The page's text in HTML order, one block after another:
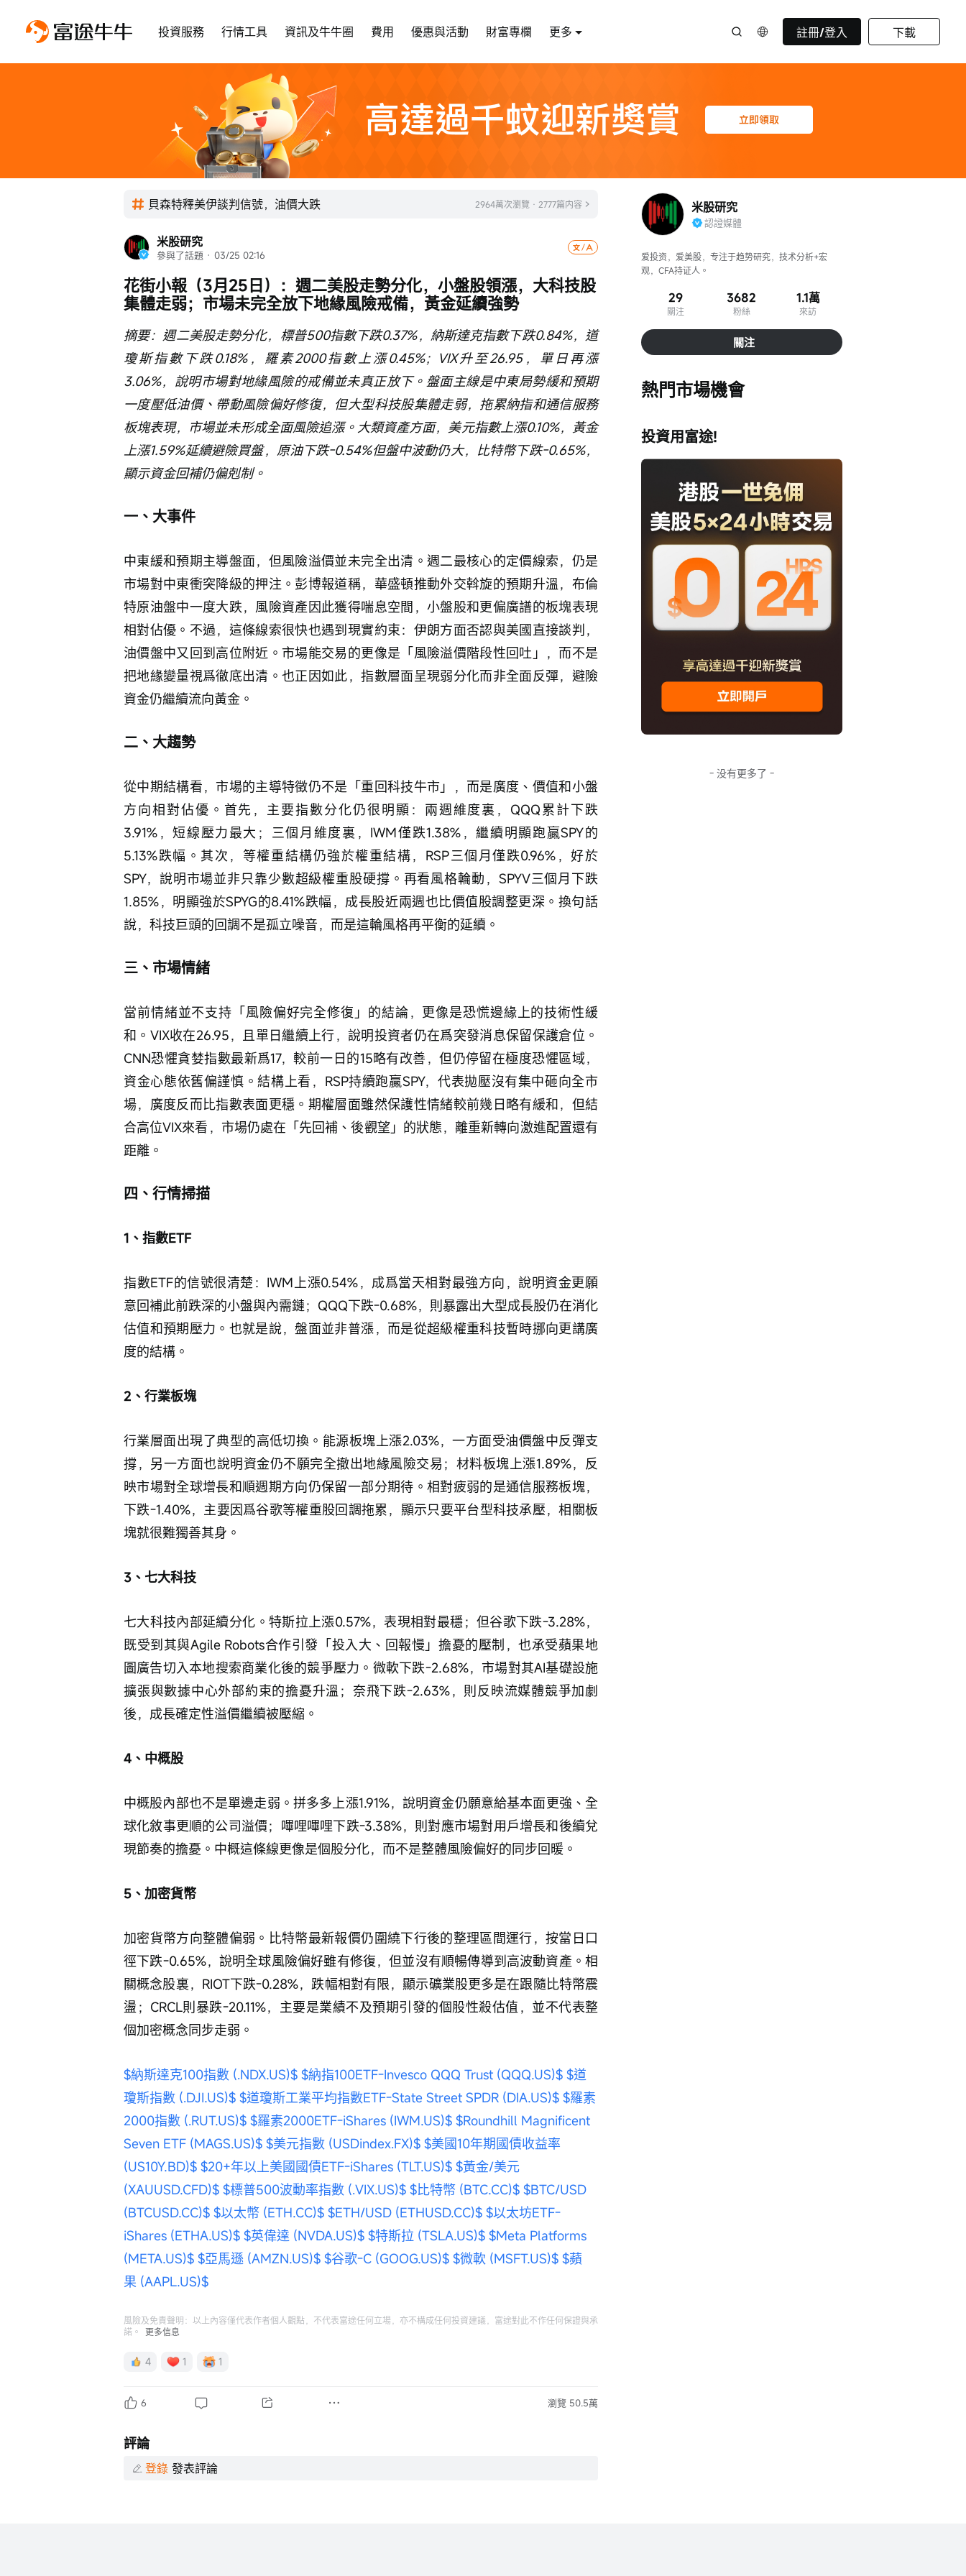
投資服務 行情工具 資訊及牛牛圈 費用 優惠與活動 財富專欄 更多 註冊/登入 下載
貝森特釋美伊談判信號，油價大跌 2964萬次瀏覽 · 2777篇内容
米股研究
參與了話題 · 03/25 02:16
花街小報（3月25日）：週二美股走勢分化，小盤股領漲，大科技股
集體走弱；市場未完全放下地緣風險戒備，黃金延續強勢
摘要：週二美股走勢分化，標普500指數下跌0.37%，納斯達克指數下跌0.84%，道
瓊斯指數下跌0.18%，羅素2000指數上漲0.45%；VIX升至26.95，單日再漲
3.06%，說明市場對地緣風險的戒備並未真正放下。盤面主線是中東局勢緩和預期
一度壓低油價、帶動風險偏好修復，但大型科技股集體走弱，拖累納指和通信服務
板塊表現，市場並未形成全面風險追漲。大類資產方面，美元指數上漲0.10%，黃金
上漲1.59%延續避險買盤，原油下跌-0.54%但盤中波動仍大，比特幣下跌-0.65%，
顯示資金回補仍偏剋制。
一、大事件
中東緩和預期主導盤面，但風險溢價並未完全出清。週二最核心的定價線索，仍是
市場對中東衝突降級的押注。彭博報道稱，華盛頓推動外交斡旋的預期升溫，布倫
特原油盤中一度大跌，風險資產因此獲得喘息空間，小盤股和更偏廣譜的板塊表現
相對佔優。不過，這條線索很快也遇到現實約束：伊朗方面否認與美國直接談判，
油價盤中又回到高位附近。市場能交易的更像是「風險溢價階段性回吐」，而不是
把地緣變量視爲徹底出清。也正因如此，指數層面呈現弱分化而非全面反彈，避險
資金仍繼續流向黃金。
二、大趨勢
從中期結構看，市場的主導特徵仍不是「重回科技牛市」，而是廣度、價值和小盤
方向相對佔優。首先，主要指數分化仍很明顯：兩週維度裏，QQQ累計下跌
3.91%，短線壓力最大；三個月維度裏，IWM僅跌1.38%，繼續明顯跑贏SPY的
5.13%跌幅。其次，等權重結構仍強於權重結構，RSP三個月僅跌0.96%，好於
SPY，說明市場並非只靠少數超級權重股硬撐。再看風格輪動，SPYV三個月下跌
1.85%，明顯強於SPYG的8.41%跌幅，成長股近兩週也比價值股調整更深。換句話
說，科技巨頭的回調不是孤立噪音，而是這輪風格再平衡的延續。
三、市場情緒
當前情緒並不支持「風險偏好完全修復」的結論，更像是恐慌邊緣上的技術性緩
和。VIX收在26.95，且單日繼續上行，說明投資者仍在爲突發消息保留保護倉位。
CNN恐懼貪婪指數最新爲17，較前一日的15略有改善，但仍停留在極度恐懼區域，
資金心態依舊偏謹慎。結構上看，RSP持續跑贏SPY，代表拋壓沒有集中砸向全市
場，廣度反而比指數表面更穩。期權層面雖然保護性情緒較前幾日略有緩和，但結
合高位VIX來看，市場仍處在「先回補、後觀望」的狀態，離重新轉向激進配置還有
距離。
四、行情掃描
1、指數ETF
指數ETF的信號很清楚：IWM上漲0.54%，成爲當天相對最強方向，說明資金更願
意回補此前跌深的小盤與內需鏈；QQQ下跌-0.68%，則暴露出大型成長股仍在消化
估值和預期壓力。也就是說，盤面並非普漲，而是從超級權重科技暫時挪向更講廣
度的結構。
2、行業板塊
行業層面出現了典型的高低切換。能源板塊上漲2.03%，一方面受油價盤中反彈支
撐，另一方面也說明資金仍不願完全撤出地緣風險交易；材料板塊上漲1.89%，反
映市場對全球增長和順週期方向仍保留一部分期待。相對疲弱的是通信服務板塊，
下跌-1.40%，主要因爲谷歌等權重股回調拖累，顯示只要平台型科技承壓，相關板
塊就很難獨善其身。
3、七大科技
七大科技內部延續分化。特斯拉上漲0.57%，表現相對最穩；但谷歌下跌-3.28%，
既受到其與Agile Robots合作引發「投入大、回報慢」擔憂的壓制，也承受蘋果地
圖廣告切入本地搜索商業化後的競爭壓力。微軟下跌-2.68%，市場對其AI基礎設施
擴張與數據中心外部約束的擔憂升溫；奈飛下跌-2.63%，則反映流媒體競爭加劇
後，成長確定性溢價繼續被壓縮。
4、中概股
中概股內部也不是單邊走弱。拼多多上漲1.91%，說明資金仍願意給基本面更強、全
球化敘事更順的公司溢價；嗶哩嗶哩下跌-3.38%，則對應市場對用戶增長和後續兌
現節奏的擔憂。中概這條線更像是個股分化，而不是整體風險偏好的同步回暖。
5、加密貨幣
加密貨幣方向整體偏弱。比特幣最新報價仍圍繞下行後的整理區間運行，按當日口
徑下跌-0.65%，說明全球風險偏好雖有修復，但並沒有順暢傳導到高波動資產。相
關概念股裏，RIOT下跌-0.28%，跌幅相對有限，顯示礦業股更多是在跟隨比特幣震
盪；CRCL則暴跌-20.11%，主要是業績不及預期引發的個股性殺估值，並不代表整
個加密概念同步走弱。
$納斯達克100指數 (.NDX.US)$ $納指100ETF-Invesco QQQ Trust (QQQ.US)$ $道
瓊斯指數 (.DJI.US)$ $道瓊斯工業平均指數ETF-State Street SPDR (DIA.US)$ $羅素
2000指數 (.RUT.US)$ $羅素2000ETF-iShares (IWM.US)$ $Roundhill Magnificent
Seven ETF (MAGS.US)$ $美元指數 (USDindex.FX)$ $美國10年期國債收益率
(US10Y.BD)$ $20+年以上美國國債ETF-iShares (TLT.US)$ $黃金/美元
(XAUUSD.CFD)$ $標普500波動率指數 (.VIX.US)$ $比特幣 (BTC.CC)$ $BTC/USD
(BTCUSD.CC)$ $以太幣 (ETH.CC)$ $ETH/USD (ETHUSD.CC)$ $以太坊ETF-
iShares (ETHA.US)$ $英偉達 (NVDA.US)$ $特斯拉 (TSLA.US)$ $Meta Platforms
(META.US)$ $亞馬遜 (AMZN.US)$ $谷歌-C (GOOG.US)$ $微軟 (MSFT.US)$ $蘋
果 (AAPL.US)$
風險及免責聲明：以上內容僅代表作者個人觀點，不代表富途任何立場，亦不構成任何投資建議，富途對此不作任何保證與承
諾。
更多信息
4 1 1
6 瀏覽 50.5萬
評論
登錄 發表評論
米股研究
認證媒體
爱投资，爱美股，专注于趋势研究，技术分析+宏
观，CFA持证人。
29
關注
3682
粉絲
1.1萬
來訪
關注
熱門市場機會
投資用富途!
- 没有更多了 -